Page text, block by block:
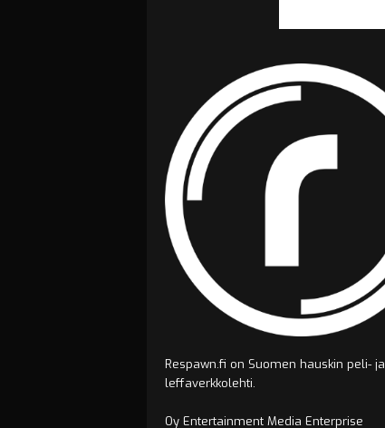
Respawn.fi on Suomen hauskin peli- ja
leffaverkkolehti.
Oy Entertainment Media Enterprise